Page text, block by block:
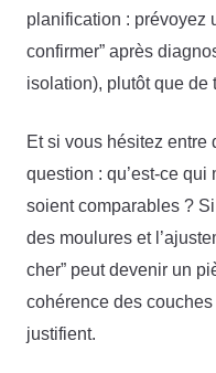
planification : prévoyez
confirmer” après
isolation), plutôt que de
Et si vous hésitez entre
question : qu’est-ce
soient comparables ?
des moulures et
cher” peut devenir un
cohérence des
justifient.